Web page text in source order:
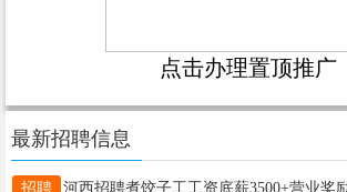
点击办理置顶推广
最新招聘信息
招聘